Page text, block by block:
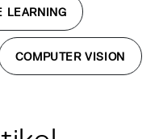
LEARNING
COMPUTER VISION